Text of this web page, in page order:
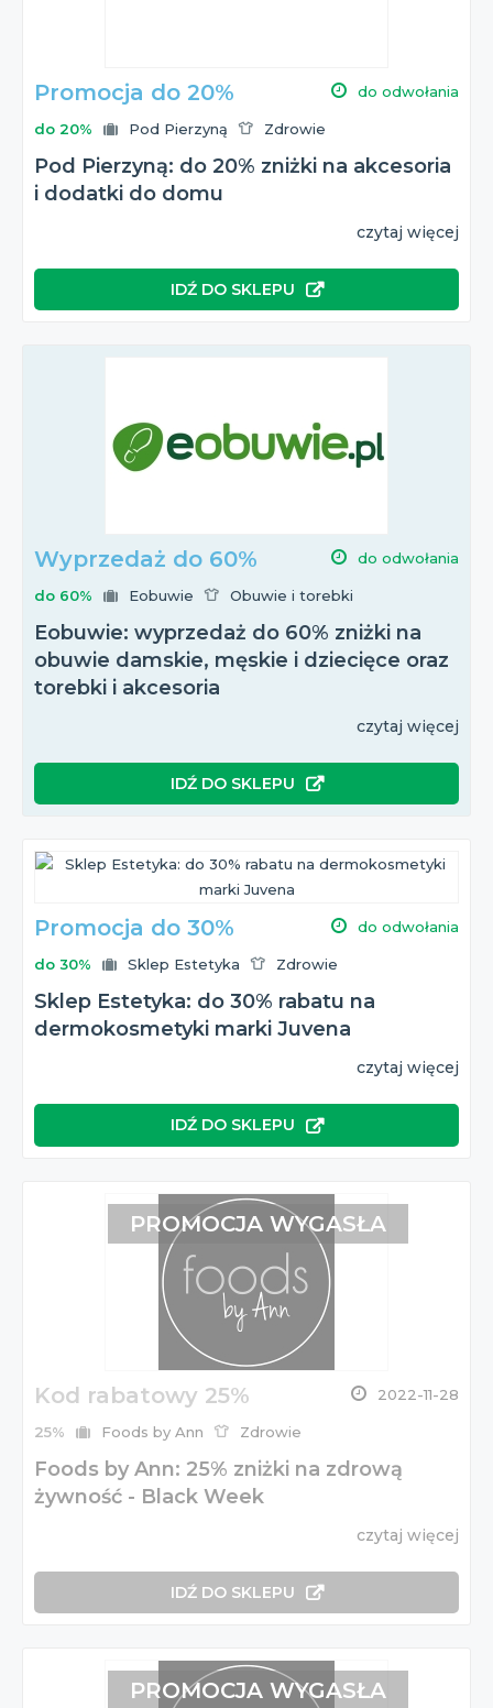
Promocja do 20% do odwołania
do 20% Pod Pierzyną Zdrowie
Pod Pierzyną: do 20% zniżki na akcesoria
i dodatki do domu
czytaj więcej
IDŹ DO SKLEPU
Wyprzedaż do 60% do odwołania
do 60% Eobuwie Obuwie i torebki
Eobuwie: wyprzedaż do 60% zniżki na
obuwie damskie, męskie i dziecięce oraz
torebki i akcesoria
czytaj więcej
IDŹ DO SKLEPU
Promocja do 30% do odwołania
do 30% Sklep Estetyka Zdrowie
Sklep Estetyka: do 30% rabatu na
dermokosmetyki marki Juvena
czytaj więcej
IDŹ DO SKLEPU
Kod rabatowy 25% 2022-11-28
25% Foods by Ann Zdrowie
Foods by Ann: 25% zniżki na zdrową
żywność - Black Week
czytaj więcej
IDŹ DO SKLEPU
PROMOCJA WYGASŁA
PROMOCJA WYGASŁA